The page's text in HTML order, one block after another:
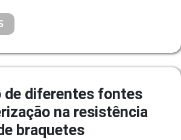
de diferentes fontes
na resistência
braquetes